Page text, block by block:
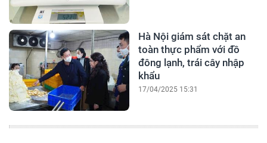
Hà Nội giám sát chặt an
toàn thực phẩm với đồ
đông lạnh, trái cây nhập
khẩu
17/04/2025 15:31